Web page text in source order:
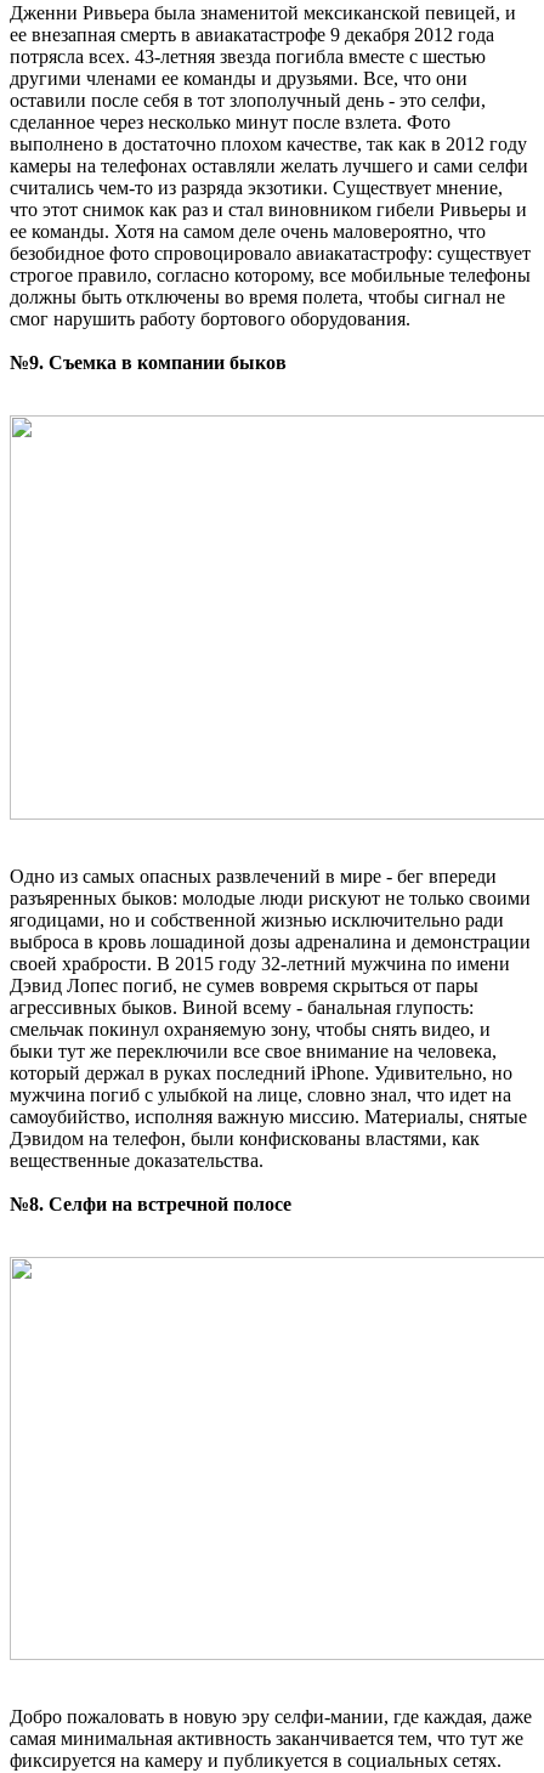
Дженни Ривьера была знаменитой мексиканской певицей, и
ее внезапная смерть в авиакатастрофе 9 декабря 2012 года
потрясла всех. 43-летняя звезда погибла вместе с шестью
другими членами ее команды и друзьями. Все, что они
оставили после себя в тот злополучный день - это селфи,
сделанное через несколько минут после взлета. Фото
выполнено в достаточно плохом качестве, так как в 2012 году
камеры на телефонах оставляли желать лучшего и сами селфи
считались чем-то из разряда экзотики. Существует мнение,
что этот снимок как раз и стал виновником гибели Ривьеры и
ее команды. Хотя на самом деле очень маловероятно, что
безобидное фото спровоцировало авиакатастрофу: существует
строгое правило, согласно которому, все мобильные телефоны
должны быть отключены во время полета, чтобы сигнал не
смог нарушить работу бортового оборудования.
№9. Съемка в компании быков
Одно из самых опасных развлечений в мире - бег впереди
разъяренных быков: молодые люди рискуют не только своими
ягодицами, но и собственной жизнью исключительно ради
выброса в кровь лошадиной дозы адреналина и демонстрации
своей храбрости. В 2015 году 32-летний мужчина по имени
Дэвид Лопес погиб, не сумев вовремя скрыться от пары
агрессивных быков. Виной всему - банальная глупость:
смельчак покинул охраняемую зону, чтобы снять видео, и
быки тут же переключили все свое внимание на человека,
который держал в руках последний iPhone. Удивительно, но
мужчина погиб с улыбкой на лице, словно знал, что идет на
самоубийство, исполняя важную миссию. Материалы, снятые
Дэвидом на телефон, были конфискованы властями, как
вещественные доказательства.
№8. Селфи на встречной полосе
Добро пожаловать в новую эру селфи-мании, где каждая, даже
самая минимальная активность заканчивается тем, что тут же
фиксируется на камеру и публикуется в социальных сетях.